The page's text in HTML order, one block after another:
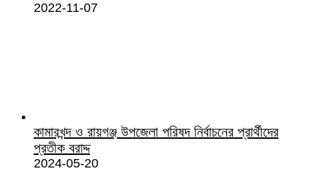
2022-11-07
কামারখন্দ ও রায়গঞ্জ উপজেলা পরিষদ নির্বাচনের প্রার্থীদের
প্রতীক বরাদ্দ
2024-05-20